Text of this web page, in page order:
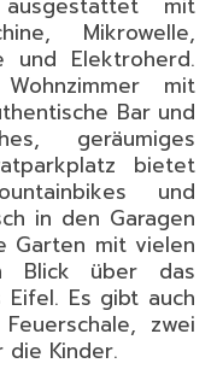
mit
Mikrowelle,
und Elektroherd.
mit
Bar und
geräumiges
bietet
und
in den Garagen
Garten mit vielen
Blick über das
Eifel. Es gibt auch
zwei
die Kinder.